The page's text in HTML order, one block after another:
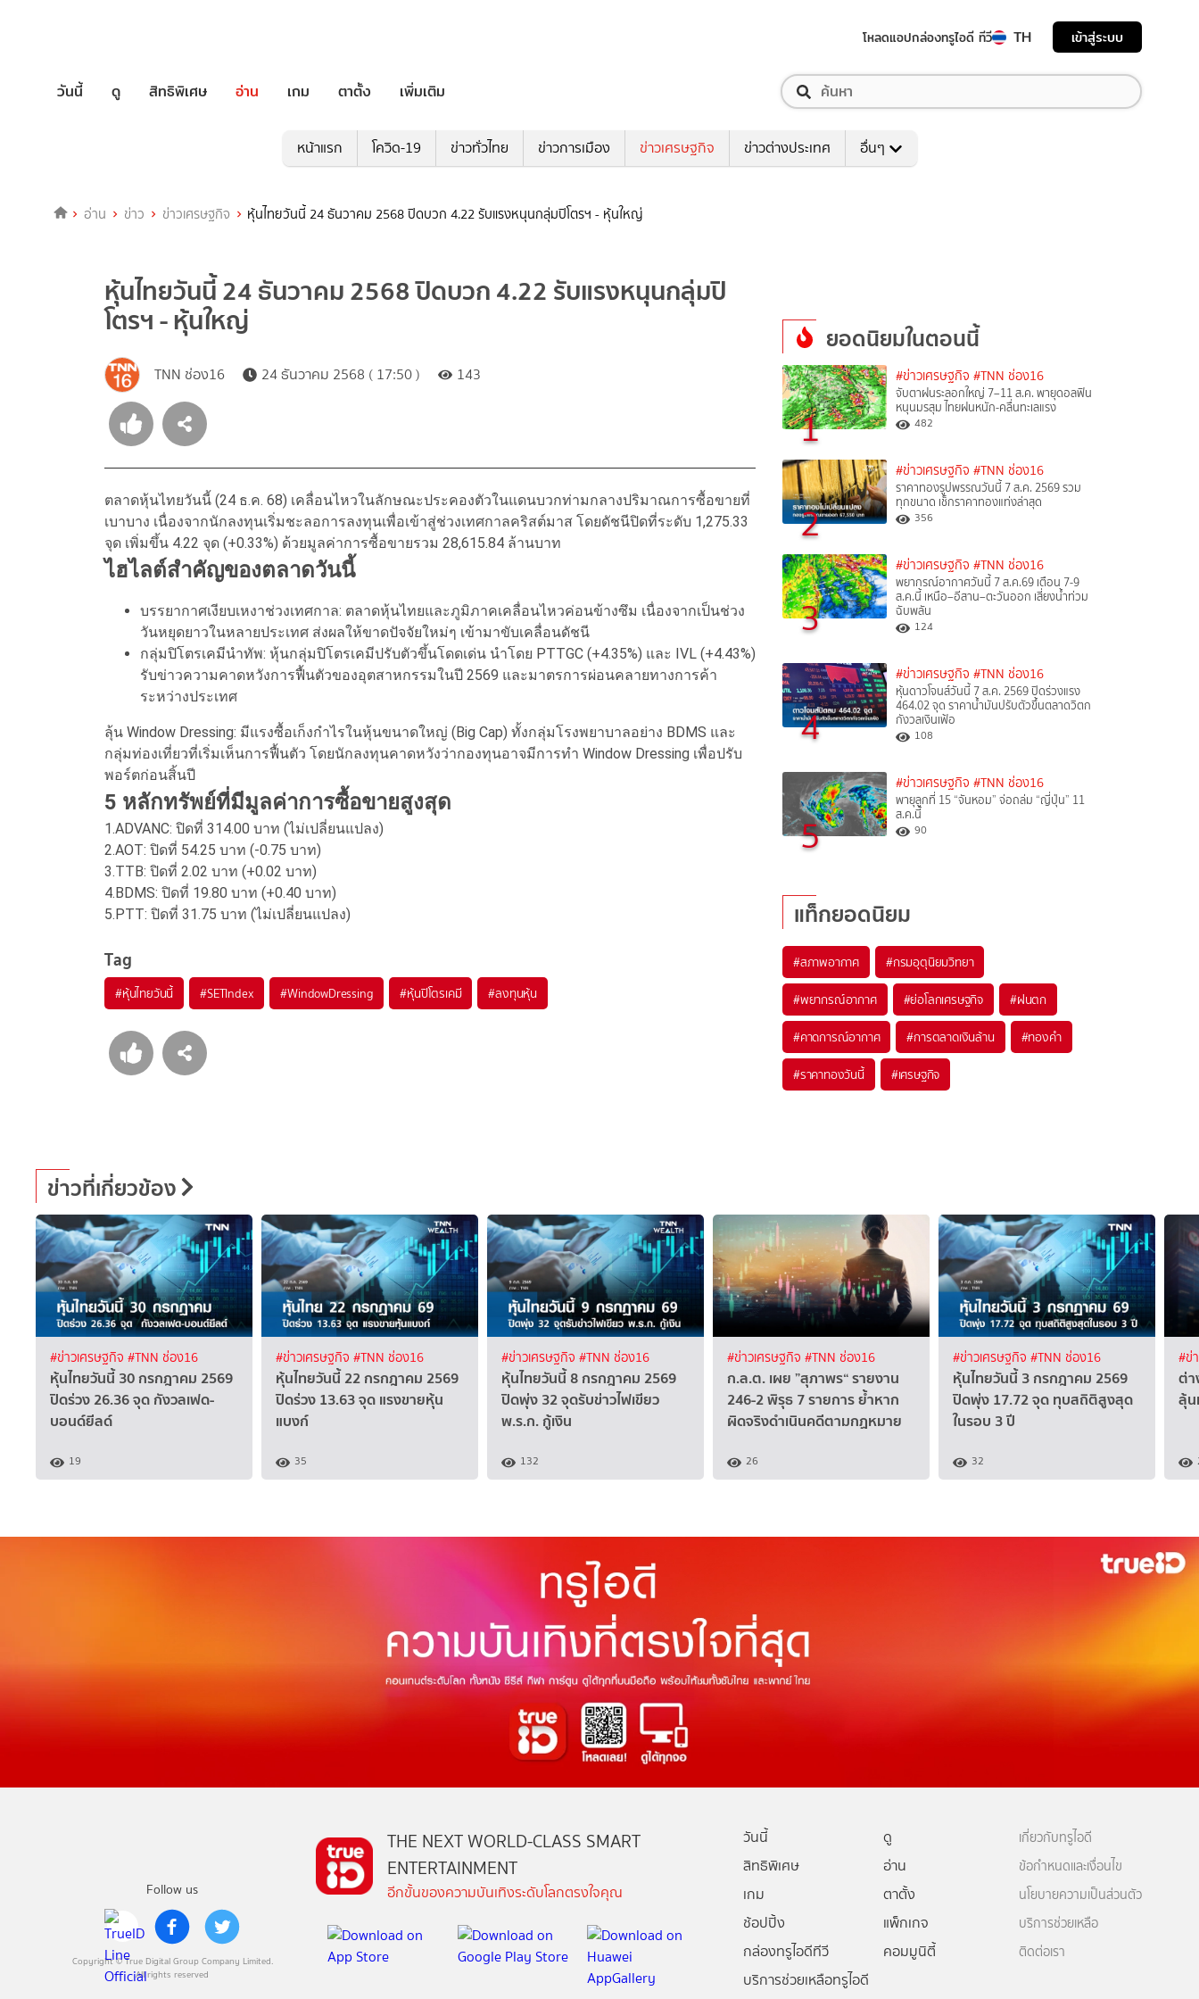
โหลดแอปกล่องทรูไอดี ทีวี TH เข้าสู่ระบบ
วันนี้ ดู สิทธิพิเศษ อ่าน เกม ตาตั้ง เพิ่มเติม
หน้าแรก โควิด-19 ข่าวทั่วไทย ข่าวการเมือง ข่าวเศรษฐกิจ ข่าวต่างประเทศ อื่นๆ
อ่าน ข่าว ข่าวเศรษฐกิจ หุ้นไทยวันนี้ 24 ธันวาคม 2568 ปิดบวก 4.22 รับแรงหนุนกลุ่มปิโตรฯ - หุ้นใหญ่
หุ้นไทยวันนี้ 24 ธันวาคม 2568 ปิดบวก 4.22 รับแรงหนุนกลุ่มปิ
โตรฯ - หุ้นใหญ่
TNN ช่อง16 24 ธันวาคม 2568 ( 17:50 ) 143
ตลาดหุ้นไทยวันนี้ (24 ธ.ค. 68) เคลื่อนไหวในลักษณะประคองตัวในแดนบวกท่ามกลางปริมาณการซื้อขายที่
เบาบาง เนื่องจากนักลงทุนเริ่มชะลอการลงทุนเพื่อเข้าสู่ช่วงเทศกาลคริสต์มาส โดยดัชนีปิดที่ระดับ 1,275.33
จุด เพิ่มขึ้น 4.22 จุด (+0.33%) ด้วยมูลค่าการซื้อขายรวม 28,615.84 ล้านบาท
ไฮไลต์สำคัญของตลาดวันนี้
บรรยากาศเงียบเหงาช่วงเทศกาล: ตลาดหุ้นไทยและภูมิภาคเคลื่อนไหวค่อนข้างซึม เนื่องจากเป็นช่วง
วันหยุดยาวในหลายประเทศ ส่งผลให้ขาดปัจจัยใหม่ๆ เข้ามาขับเคลื่อนดัชนี
กลุ่มปิโตรเคมีนำทัพ: หุ้นกลุ่มปิโตรเคมีปรับตัวขึ้นโดดเด่น นำโดย PTTGC (+4.35%) และ IVL (+4.43%)
รับข่าวความคาดหวังการฟื้นตัวของอุตสาหกรรมในปี 2569 และมาตรการผ่อนคลายทางการค้า
ระหว่างประเทศ
ลุ้น Window Dressing: มีแรงซื้อเก็งกำไรในหุ้นขนาดใหญ่ (Big Cap) ทั้งกลุ่มโรงพยาบาลอย่าง BDMS และ
กลุ่มท่องเที่ยวที่เริ่มเห็นการฟื้นตัว โดยนักลงทุนคาดหวังว่ากองทุนอาจมีการทำ Window Dressing เพื่อปรับ
พอร์ตก่อนสิ้นปี
5 หลักทรัพย์ที่มีมูลค่าการซื้อขายสูงสุด
1.ADVANC: ปิดที่ 314.00 บาท (ไม่เปลี่ยนแปลง)
2.AOT: ปิดที่ 54.25 บาท (-0.75 บาท)
3.TTB: ปิดที่ 2.02 บาท (+0.02 บาท)
4.BDMS: ปิดที่ 19.80 บาท (+0.40 บาท)
5.PTT: ปิดที่ 31.75 บาท (ไม่เปลี่ยนแปลง)
Tag
#หุ้นไทยวันนี้ #SETIndex #WindowDressing #หุ้นปิโตรเคมี #ลงทุนหุ้น
ยอดนิยมในตอนนี้
1
#ข่าวเศรษฐกิจ #TNN ช่อง16
จับตาฝนระลอกใหญ่ 7–11 ส.ค. พายุดอลฟิน
หนุนมรสุม ไทยฝนหนัก-คลื่นทะเลแรง
482
2
#ข่าวเศรษฐกิจ #TNN ช่อง16
ราคาทองรูปพรรณวันนี้ 7 ส.ค. 2569 รวม
ทุกขนาด เช็กราคาทองแท่งล่าสุด
356
3
#ข่าวเศรษฐกิจ #TNN ช่อง16
พยากรณ์อากาศวันนี้ 7 ส.ค.69 เตือน 7-9
ส.ค.นี้ เหนือ–อีสาน–ตะวันออก เสี่ยงน้ำท่วม
ฉับพลัน
124
4
#ข่าวเศรษฐกิจ #TNN ช่อง16
หุ้นดาวโจนส์วันนี้ 7 ส.ค. 2569 ปิดร่วงแรง
464.02 จุด ราคาน้ำมันปรับตัวขึ้นตลาดวิตก
กังวลเงินเฟ้อ
108
5
#ข่าวเศรษฐกิจ #TNN ช่อง16
พายุลูกที่ 15 “จันหอม” จ่อถล่ม “ญี่ปุ่น” 11
ส.ค.นี้
90
แท็กยอดนิยม
#สภาพอากาศ #กรมอุตุนิยมวิทยา
#พยากรณ์อากาศ #ย่อโลกเศรษฐกิจ #ฝนตก
#คาดการณ์อากาศ #การตลาดเงินล้าน #ทองคำ
#ราคาทองวันนี้ #เศรษฐกิจ
ข่าวที่เกี่ยวข้อง
#ข่าวเศรษฐกิจ #TNN ช่อง16
หุ้นไทยวันนี้ 30 กรกฎาคม 2569
ปิดร่วง 26.36 จุด กังวลเฟด-
บอนด์ยีลด์
19
#ข่าวเศรษฐกิจ #TNN ช่อง16
หุ้นไทยวันนี้ 22 กรกฎาคม 2569
ปิดร่วง 13.63 จุด แรงขายหุ้น
แบงก์
35
#ข่าวเศรษฐกิจ #TNN ช่อง16
หุ้นไทยวันนี้ 8 กรกฎาคม 2569
ปิดพุ่ง 32 จุดรับข่าวไฟเขียว
พ.ร.ก. กู้เงิน
132
#ข่าวเศรษฐกิจ #TNN ช่อง16
ก.ล.ต. เผย ”สุภาพร“ รายงาน
246-2 พิรุธ 7 รายการ ย้ำหาก
ผิดจริงดำเนินคดีตามกฏหมาย
26
#ข่าวเศรษฐกิจ #TNN ช่อง16
หุ้นไทยวันนี้ 3 กรกฎาคม 2569
ปิดพุ่ง 17.72 จุด ทุบสถิติสูงสุด
ในรอบ 3 ปี
32
#ข่
ต่า
ลุ้น
Follow us
Copyright © True Digital Group Company Limited.
All rights reserved
THE NEXT WORLD-CLASS SMART
ENTERTAINMENT
อีกขั้นของความบันเทิงระดับโลกตรงใจคุณ
วันนี้
ดู
สิทธิพิเศษ
อ่าน
เกม
ตาตั้ง
ช้อปปิ้ง
แพ็กเกจ
กล่องทรูไอดีทีวี
คอมมูนิตี้
บริการช่วยเหลือทรูไอดี
เกี่ยวกับทรูไอดี
ข้อกำหนดและเงื่อนไข
นโยบายความเป็นส่วนตัว
บริการช่วยเหลือ
ติดต่อเรา